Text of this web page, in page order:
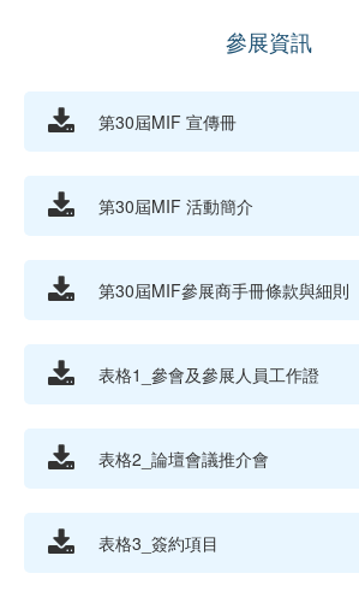
參展資訊
第30屆MIF 宣傳冊
第30屆MIF 活動簡介
第30屆MIF參展商手冊條款與細則
表格1_參會及參展人員工作證
表格2_論壇會議推介會
表格3_簽約項目